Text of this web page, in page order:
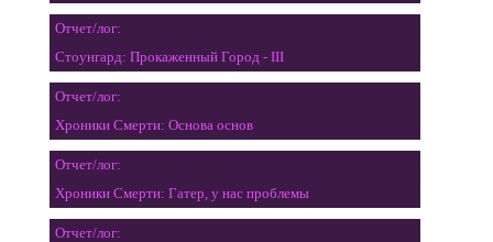
Отчет/лог:
Стоунгард: Прокаженный Город - III
Отчет/лог:
Хроники Смерти: Основа основ
Отчет/лог:
Хроники Смерти: Гатер, у нас проблемы
Отчет/лог: